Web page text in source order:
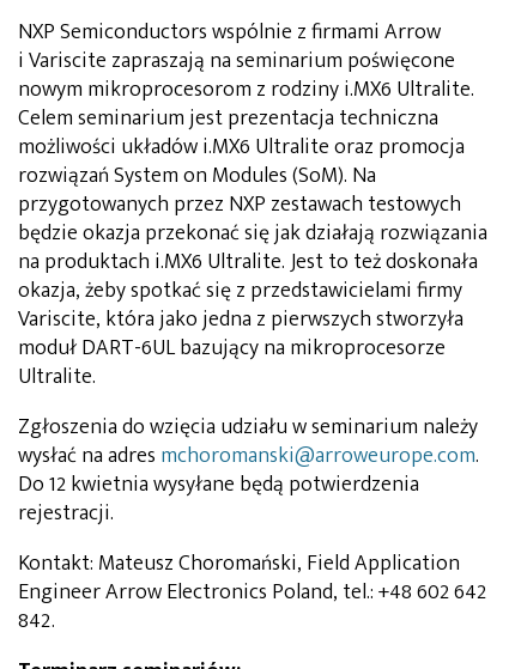
NXP Semiconductors wspólnie z firmami Arrow
i Variscite zapraszają na seminarium poświęcone
nowym mikroprocesorom z rodziny i.MX6 Ultralite.
Celem seminarium jest prezentacja techniczna
możliwości układów i.MX6 Ultralite oraz promocja
rozwiązań System on Modules (SoM). Na
przygotowanych przez NXP zestawach testowych
będzie okazja przekonać się jak działają rozwiązania
na produktach i.MX6 Ultralite. Jest to też doskonała
okazja, żeby spotkać się z przedstawicielami firmy
Variscite, która jako jedna z pierwszych stworzyła
moduł DART-6UL bazujący na mikroprocesorze
Ultralite.
Zgłoszenia do wzięcia udziału w seminarium należy
wysłać na adres mchoromanski@arroweurope.com.
Do 12 kwietnia wysyłane będą potwierdzenia
rejestracji.
Kontakt: Mateusz Choromański, Field Application
Engineer Arrow Electronics Poland, tel.: +48 602 642
842.